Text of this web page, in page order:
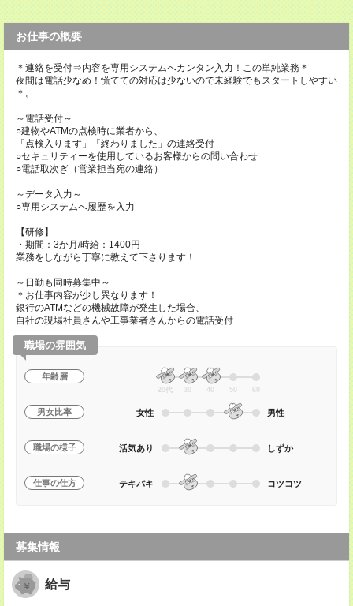
お仕事の概要
＊連絡を受付⇒内容を専用システムへカンタン入力！この単純業務＊
夜間は電話少なめ！慌てての対応は少ないので未経験でもスタートしやすい
＊。
～電話受付～
○建物やATMの点検時に業者から、
「点検入ります」「終わりました」の連絡受付
○セキュリティーを使用しているお客様からの問い合わせ
○電話取次ぎ（営業担当宛の連絡）
～データ入力～
○専用システムへ履歴を入力
【研修】
・期間：3か月/時給：1400円
業務をしながら丁寧に教えて下さります！
～日勤も同時募集中～
＊お仕事内容が少し異なります！
銀行のATMなどの機械故障が発生した場合、
自社の現場社員さんや工事業者さんからの電話受付
職場の雰囲気
年齢層
20代 30 40 50 60
男女比率 女性 男性
職場の様子 活気あり しずか
仕事の仕方 テキパキ コツコツ
募集情報
給与